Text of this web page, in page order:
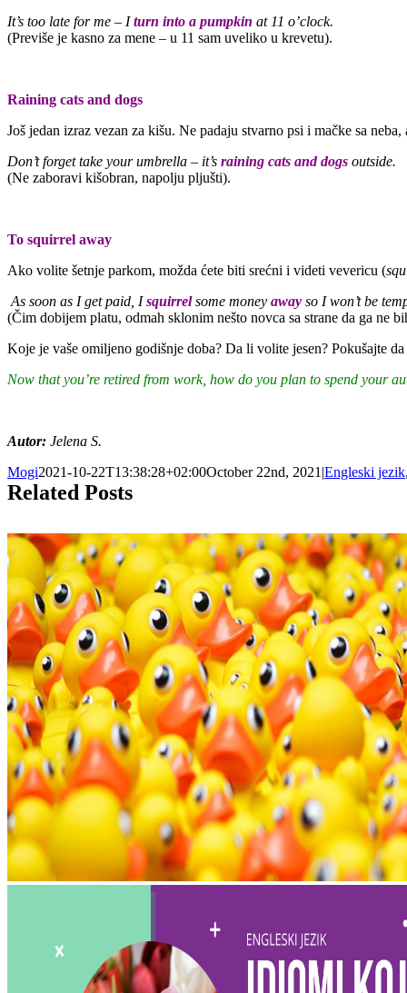
It’s too late for me – Iturn into a pumpkin at 11 o’clock.
(Previše je kasno za mene – u 11 sam uveliko u krevetu).
Raining cats and dogs
Još jedan izraz vezan za kišu. Ne padaju stvarno psi i mačke sa
Don’t forget take your umbrella – it’s raining cats and dogs outside.
(Ne zaboravi kišobran, napolju pljušti).
To squirrel away
Ako volite šetnje parkom, možda ćete biti srećni i videti vevericu (
As soon as I get paid, Isquirrelsome money away so I won’t be
(Čim dobijem platu, odmah sklonim nešto novca sa strane da ga ne
Koje je vaše omiljeno godišnje doba? Da li volite jesen? Pokušajte
Now that you’re retired from work, how do you plan to spend your
Autor: Jelena S.
Mogi2021-10-22T13:38:28+02:00October 22nd, 2021|Engleski jezik
Related Posts